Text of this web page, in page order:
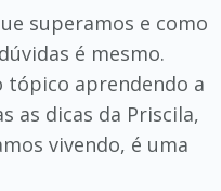
superamos e como
é mesmo.
tópico aprendendo a
as dicas da Priscila,
vivendo, é uma